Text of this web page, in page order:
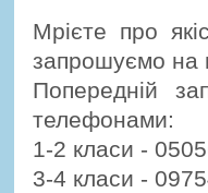
Мрієте про
запрошуємо на
Попередній
телефонами:
1-2 класи -
3-4 класи -